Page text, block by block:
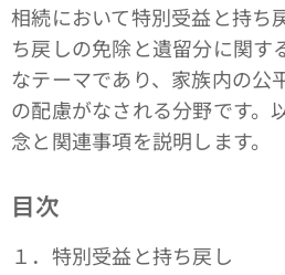
相続において特別受益と持ち
ち戻しの免除と遺留分に関す
なテーマであり、家族内の公
の配慮がなされる分野です。
念と関連事項を説明します。
目次
１．特別受益と持ち戻し